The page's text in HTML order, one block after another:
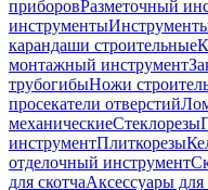
приборовРазметочный
инструменты
карандаши строительные
монтажный инструмент
трубогибыНожи
просекатели отверстий
механическиеСтеклорезы
инструментПлиткорезы
отделочный инструмент
для скотчаАксессуары